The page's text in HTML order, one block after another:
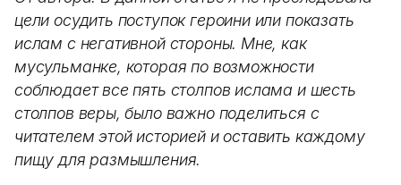
цели осудить поступок героини или показать
ислам с негативной стороны. Мне, как
мусульманке, которая по возможности
соблюдает все пять столпов ислама и шесть
столпов веры, было важно поделиться с
читателем этой историей и оставить каждому
пищу для размышления.